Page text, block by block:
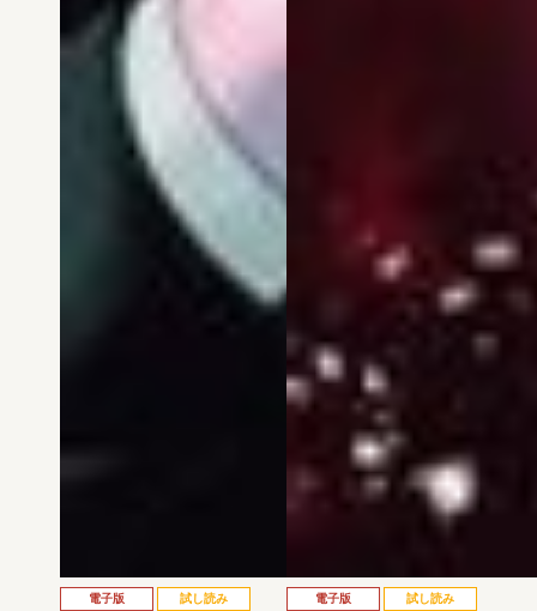
電子版 試し読み 電子版 試し読み